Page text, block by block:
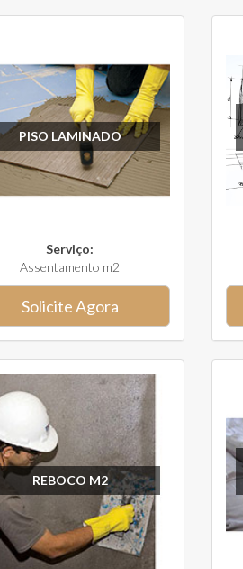
PISO LAMINADO
Serviço:
Assentamento m2
Solicite Agora
REBOCO M2